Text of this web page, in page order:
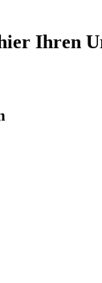
Ihren